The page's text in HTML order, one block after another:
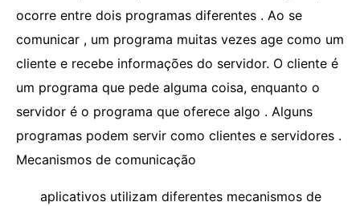
ocorre entre dois programas diferentes . Ao se
comunicar , um programa muitas vezes age como um
cliente e recebe informações do servidor. O cliente é
um programa que pede alguma coisa, enquanto o
servidor é o programa que oferece algo . Alguns
programas podem servir como clientes e servidores .
Mecanismos de comunicação
aplicativos utilizam diferentes mecanismos de